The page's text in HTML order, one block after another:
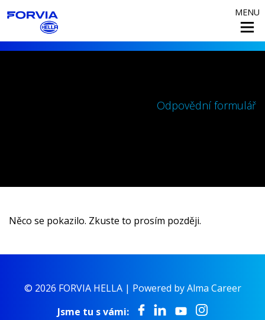
MENU
Odpovědní formulář
Něco se pokazilo. Zkuste to prosím později.
© 2026 FORVIA HELLA | Powered by Alma Career
Jsme tu s vámi: